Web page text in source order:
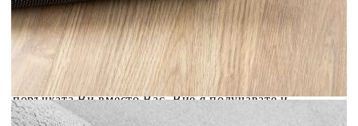
Предоставената таблица е с информационна цел.
Добавете продукта в количката си с бутона "Добави в
количката" и при поръчка ще можете да изберете броя
вноски на кредита.
Когато плащате с NewPay, всъщност NewPay плаща
поръчката Ви вместо Вас. Вие я получавате и
разполагате с три начина да я платите към тях: